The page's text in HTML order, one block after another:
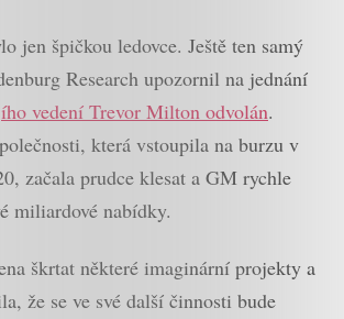
jen špičkou ledovce. Ještě ten samý
Research upozornil na jednání
vedení Trevor Milton odvolán.
která vstoupila na burzu v
začala prudce klesat a GM rychle
miliardové nabídky.
škrtat některé imaginární projekty a
že se ve své další činnosti bude